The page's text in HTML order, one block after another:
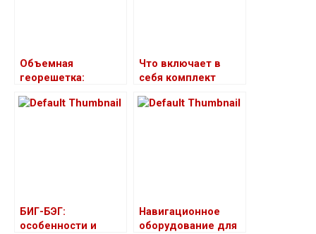
Объемная
георешетка:
принципы работы
Что включает в
себя комплект
видеонаблюдения
БИГ-БЭГ:
особенности и
Навигационное
оборудование для